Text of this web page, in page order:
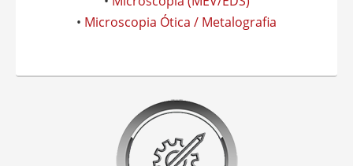
• Microscopia Ótica / Metalografia